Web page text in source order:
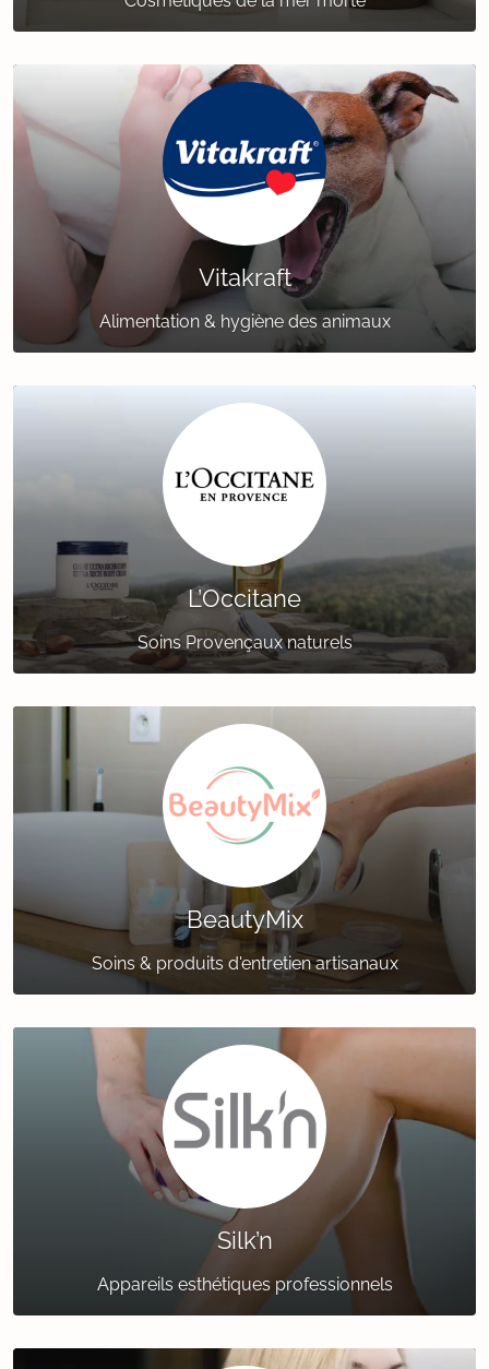
Vitakraft
Alimentation & hygiène des animaux
L’Occitane
Soins Provençaux naturels
BeautyMix
Soins & produits d'entretien artisanaux
Silk’n
Appareils esthétiques professionnels